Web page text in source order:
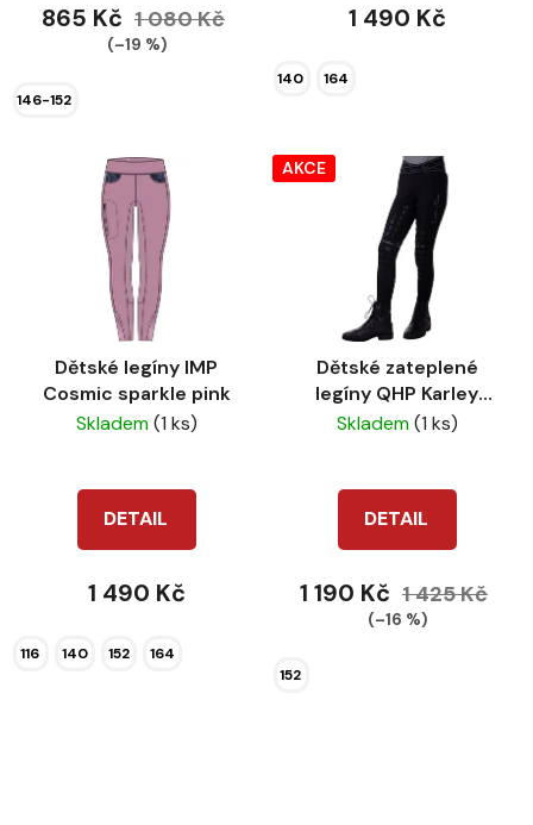
865 Kč 1 080 Kč
(–19 %)
146-152
1 490 Kč
140 164
Dětské legíny IMP
Cosmic sparkle pink
Skladem(1 ks)
DETAIL
1 490 Kč
116 140 152 164
AKCE
Dětské zateplené
legíny QHP Karley
černé
Skladem(1 ks)
DETAIL
1 190 Kč 1 425 Kč
(–16 %)
152